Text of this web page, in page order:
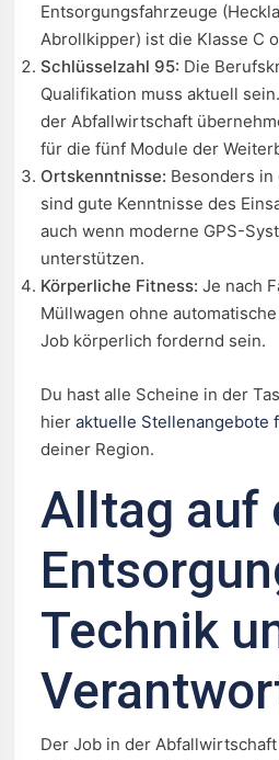
Entsorgungsfahrzeuge
Abrollkipper) ist die Klasse C
Schlüsselzahl 95: Die
Qualifikation muss aktuell
der Abfallwirtschaft
für die fünf Module der
Ortskenntnisse: Besonders
sind gute Kenntnisse des
auch wenn moderne GPS-
unterstützen.
Körperliche Fitness: Je nach
Müllwagen ohne
Job körperlich fordernd sein.
Du hast alle Scheine in der
hier aktuelle Stellenangebote
deiner Region.
Alltag auf
Technik
Der Job in der